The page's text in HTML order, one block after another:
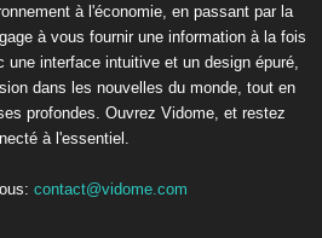
à l'économie, en passant par la
à vous fournir une information à la fois
interface intuitive et un design épuré,
dans les nouvelles du monde, tout en
profondes. Ouvrez Vidome, et restez
à l'essentiel.
contact@vidome.com